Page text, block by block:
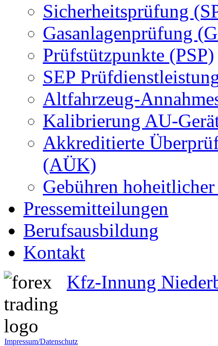
Sicherheitsprüfung
Gasanlagenprüfung
Prüfstützpunkte (PSP)
SEP
Altfahrzeug-
Kalibrierung AU-
Akkreditierte
(AÜK)
Gebühren
Pressemitteilungen
Berufsausbildung
Kontakt
Kfz-Innung
Impressum/Datenschutz